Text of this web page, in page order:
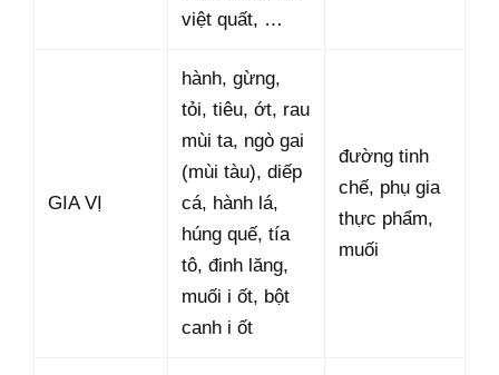
việt quất, …
GIA VỊ
hành, gừng,
tỏi, tiêu, ớt, rau
mùi ta, ngò gai
(mùi tàu), diếp
cá, hành lá,
húng quế, tía
tô, đinh lăng,
muối i ốt, bột
canh i ốt
đường tinh
chế, phụ gia
thực phẩm,
muối